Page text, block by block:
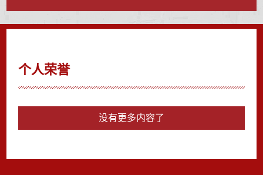
个人荣誉
没有更多内容了